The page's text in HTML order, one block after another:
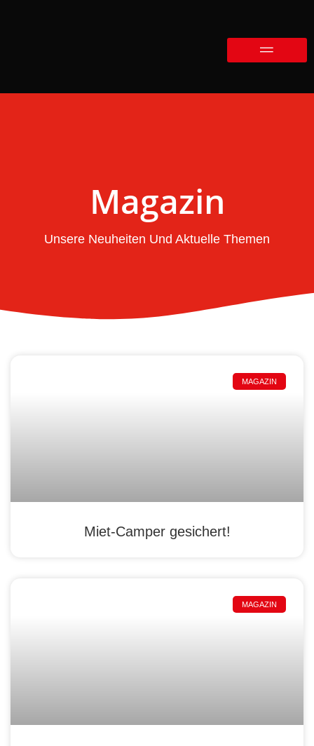
Magazin
Unsere Neuheiten Und Aktuelle Themen
MAGAZIN
Miet-Camper gesichert!
MAGAZIN